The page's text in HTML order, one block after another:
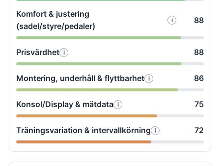
byggkvalitet
&
Komfort & justering
(sadel/styre/pedaler)
i
Så
testade
Komfort
justering
(sadel/
88
Prisvärdhet i
Så
88
Montering, underhåll & flyttbarhet i
Så
Montering,
underhåll
&
flyttbarhet
86
Konsol/Display & mätdata i
Så
Konsol/Display
&
75
Träningsvariation & intervallkörning i
Så
testade
vi
72